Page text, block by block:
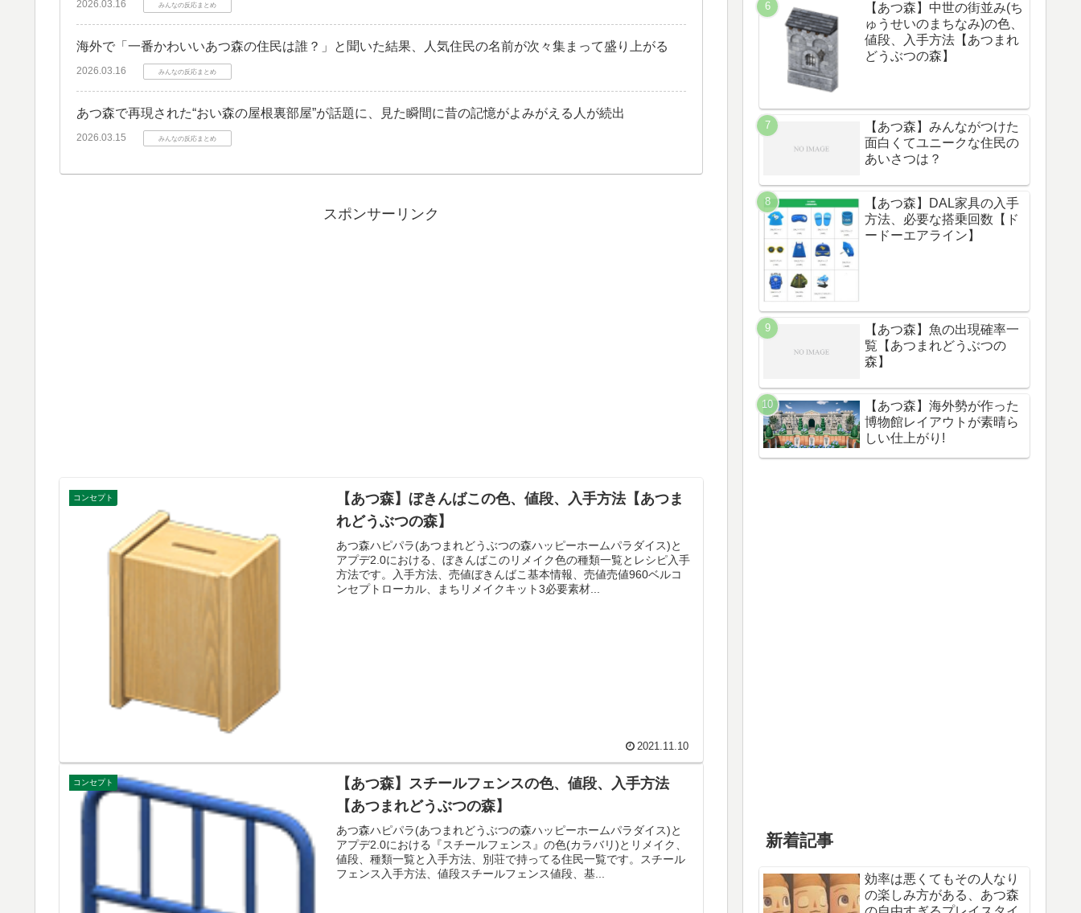
2026.03.16 みんなの反応まとめ
海外で「一番かわいいあつ森の住民は誰？」と聞いた結果、人気住民の名前が次々集まって盛り上がる
2026.03.16 みんなの反応まとめ
あつ森で再現された“おい森の屋根裏部屋”が話題に、見た瞬間に昔の記憶がよみがえる人が続出
2026.03.15 みんなの反応まとめ
スポンサーリンク
コンセプト
【あつ森】ぼきんばこの色、値段、入手方法【あつま
れどうぶつの森】
あつ森ハピパラ(あつまれどうぶつの森ハッピーホームパラダイス)と
アプデ2.0における、ぼきんばこのリメイク色の種類一覧とレシピ入手
方法です。入手方法、売値ぼきんばこ基本情報、売値売値960ベルコ
ンセプトローカル、まちリメイクキット3必要素材...
2021.11.10
コンセプト
【あつ森】スチールフェンスの色、値段、入手方法
【あつまれどうぶつの森】
あつ森ハピパラ(あつまれどうぶつの森ハッピーホームパラダイス)と
アプデ2.0における『スチールフェンス』の色(カラバリ)とリメイク、
値段、種類一覧と入手方法、別荘で持ってる住民一覧です。スチール
フェンス入手方法、値段スチールフェンス値段、基...
【あつ森】中世の街並み(ち
ゅうせいのまちなみ)の色、
値段、入手方法【あつまれ
どうぶつの森】
【あつ森】みんながつけた
面白くてユニークな住民の
あいさつは？
【あつ森】DAL家具の入手
方法、必要な搭乗回数【ド
ードーエアライン】
【あつ森】魚の出現確率一
覧【あつまれどうぶつの
森】
【あつ森】海外勢が作った
博物館レイアウトが素晴ら
しい仕上がり!
新着記事
効率は悪くてもその人なり
の楽しみ方がある、あつ森